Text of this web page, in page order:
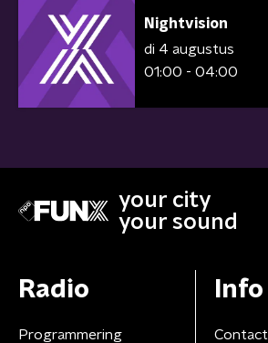
Nightvision
di 4 augustus
01:00 - 04:00
your city
your sound
Radio
Programmering
Info
Contact